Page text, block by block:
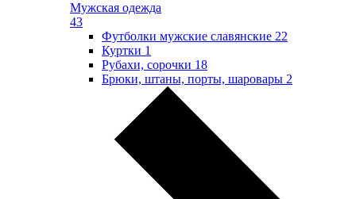
Мужская одежда
43
Футболки мужские славянские 22
Куртки 1
Рубахи, сорочки 18
Брюки, штаны, порты, шаровары 2